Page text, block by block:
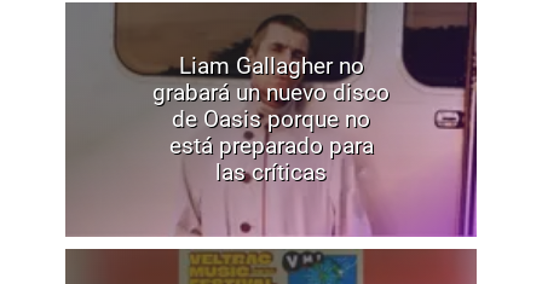
Liam Gallagher no
grabará un nuevo disco
de Oasis porque no
está preparado para
las críticas